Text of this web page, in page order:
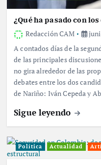
¿Qué ha pasado con
Redacción CAM
A contados días de la
de las principales
no gira alrededor de las
debates entre los dos
de Nariño: Iván Cepeda y
Sigue leyendo
Política Actualidad